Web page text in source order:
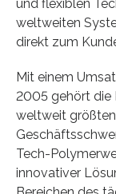
und flexiblen
weltweiten
direkt zum
Mit einem
2005 gehört die
weltweit
Tech-
innovativer